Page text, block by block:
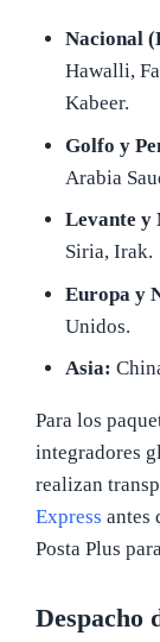
Nacional
Hawalli,
Kabeer.
Golfo y
Arabia
Levante y
Siria, Irak.
Europa y
Unidos.
Asia:
Para los
integradores
realizan
Express antes
Posta Plus
Despacho